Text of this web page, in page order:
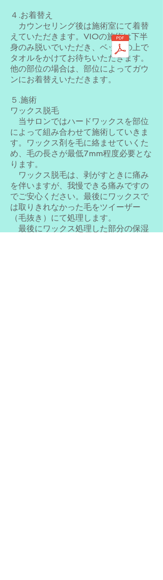
４.お着替え
カウンセリング後は施術室にて着替
えていただきます。VIOの施術は下半
身のみ脱いでいただき、ベットの上で
タオルをかけてお待ちいただきます。
他の部位の場合は、部位によってガウ
ンにお着替えいただきます。
５.施術
ワックス脱毛
当サロンではハードワックスを部位
によって組み合わせて施術していきま
す。ワックス剤を毛に絡ませていくた
め、毛の長さが最低7mm程度必要とな
ります。
ワックス脱毛は、剥がすときに痛み
を伴いますが、我慢できる痛みですの
でご安心ください。最後にワックスで
は取りきれなかった毛をツイーザー
（毛抜き）にて処理します。
最後にワックス処理した部分の保湿